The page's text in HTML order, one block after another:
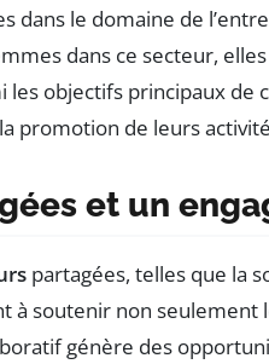
dans le domaine de
dans ce secteur,
les objectifs principaux de
promotion de leurs
et un
partagées, telles que la
à soutenir non
génère des